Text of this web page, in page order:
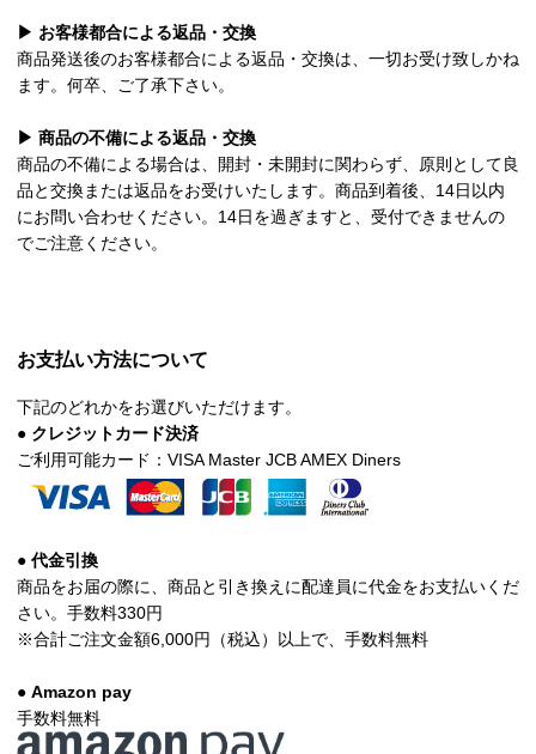
▶ お客様都合による返品・交換
商品発送後のお客様都合による返品・交換は、一切お受け致しかね
ます。何卒、ご了承下さい。
▶ 商品の不備による返品・交換
商品の不備による場合は、開封・未開封に関わらず、原則として良
品と交換または返品をお受けいたします。商品到着後、14日以内
にお問い合わせください。14日を過ぎますと、受付できませんの
でご注意ください。
お支払い方法について
下記のどれかをお選びいただけます。
● クレジットカード決済
ご利用可能カード：VISA Master JCB AMEX Diners
● 代金引換
商品をお届の際に、商品と引き換えに配達員に代金をお支払いくだ
さい。手数料330円
※合計ご注文金額6,000円（税込）以上で、手数料無料
● Amazon pay
手数料無料